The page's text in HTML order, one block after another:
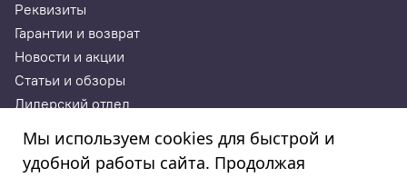
Реквизиты
Гарантии и возврат
Новости и акции
Статьи и обзоры
Дилерский отдел
ИП Годунова Лариса Леонидовна
Мы используем cookies для быстрой и
удобной работы сайта. Продолжая